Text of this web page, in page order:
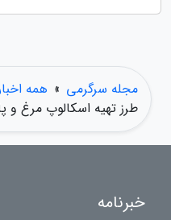
مجله سرگرمی » همه
طرز تهیه اسکالوپ مرغ و
خبرنامه